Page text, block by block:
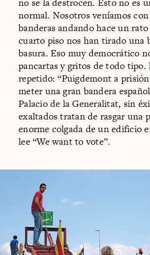
no se la destrocen. Esto no es
normal. Nosotros veníamos
banderas andando hace un
cuarto piso nos han tirado una
basura. Eso muy democrático
pancartas y gritos de todo tipo.
repetido: “Puigdemont a
meter una gran bandera
Palacio de la Generalitat, sin
exaltados tratan de rasgar una
enorme colgada de un edificio
lee “We want to vote”.